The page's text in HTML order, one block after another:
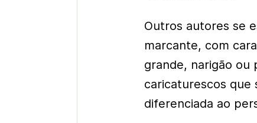
Outros autores se
marcante, com
grande, narigão ou
caricaturescos que
diferenciada ao